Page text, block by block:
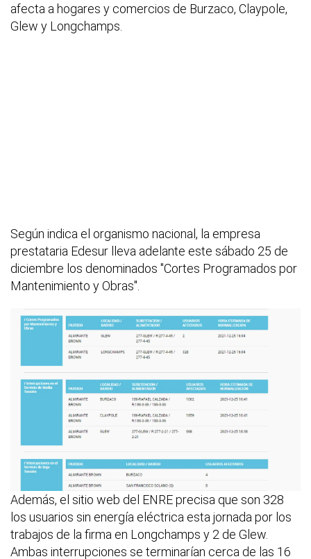
afecta a hogares y comercios de Burzaco, Claypole,
Glew y Longchamps.
Según indica el organismo nacional, la empresa
prestataria Edesur lleva adelante este sábado 25 de
diciembre los denominados "Cortes Programados por
Mantenimiento y Obras".
Además, el sitio web del ENRE precisa que son 328
los usuarios sin energía eléctrica esta jornada por los
trabajos de la firma en Longchamps y 2 de Glew.
Ambas interrupciones se terminarían cerca de las 16